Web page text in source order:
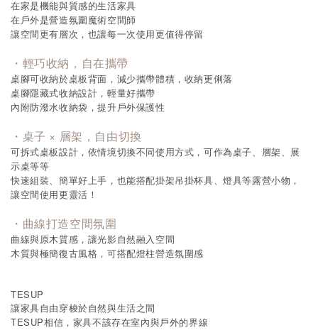
在家是機能與質感的生活家具
在戶外是營造氛圍魔術空間師
讓空間更有層次，也讓每一次使用更值得停留
・輕巧收納，自在攜帶
桌腳可收納於桌板背面，減少攜帶體積，收納更俐落
桌腳隱藏式收納設計，輕量好攜帶
內附防潑水收納袋，提升戶外保護性
・桌子 × 層架，自由切換
可拆式桌板設計，依情境切換不同使用方式，可作為桌子、層架、展
示桌等等
快速組裝、簡單好上手，也能搭配掛架吊掛杯具、燈具等露營小物，
讓空間使用更靈活！
・曲線打造空間氛圍
曲線與原木質感，讓光影自然融入空間
木質與極簡復古風格，可搭配燈柱營造氛圍感
TESUP
讓家具自由穿梭於自然與生活之間
TESUP相信，家具不該存在室內與戶外的界線